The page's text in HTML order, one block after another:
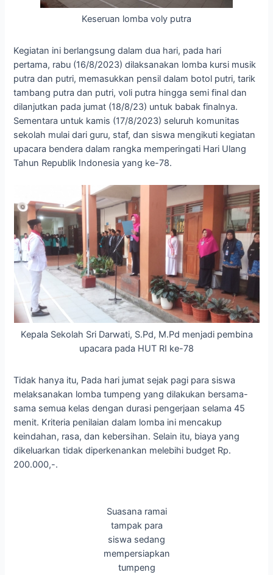
Keseruan lomba voly putra
Kegiatan ini berlangsung dalam dua hari, pada hari
pertama, rabu (16/8/2023) dilaksanakan lomba kursi musik
putra dan putri, memasukkan pensil dalam botol putri, tarik
tambang putra dan putri, voli putra hingga semi final dan
dilanjutkan pada jumat (18/8/23) untuk babak finalnya.
Sementara untuk kamis (17/8/2023) seluruh komunitas
sekolah mulai dari guru, staf, dan siswa mengikuti kegiatan
upacara bendera dalam rangka memperingati Hari Ulang
Tahun Republik Indonesia yang ke-78.
Kepala Sekolah Sri Darwati, S.Pd, M.Pd menjadi pembina
upacara pada HUT RI ke-78
Tidak hanya itu, Pada hari jumat sejak pagi para siswa
melaksanakan lomba tumpeng yang dilakukan bersama-
sama semua kelas dengan durasi pengerjaan selama 45
menit. Kriteria penilaian dalam lomba ini mencakup
keindahan, rasa, dan kebersihan. Selain itu, biaya yang
dikeluarkan tidak diperkenankan melebihi budget Rp.
200.000,-.
Suasana ramai
tampak para
siswa sedang
mempersiapkan
tumpeng